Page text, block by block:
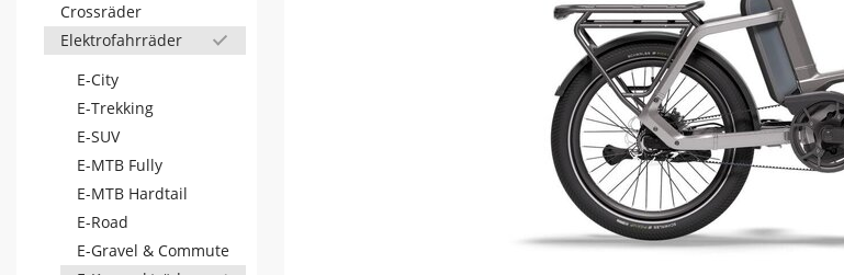
Crossräder
Elektrofahrräder
E-City
E-Trekking
E-SUV
E-MTB Fully
E-MTB Hardtail
E-Road
E-Gravel & Commute